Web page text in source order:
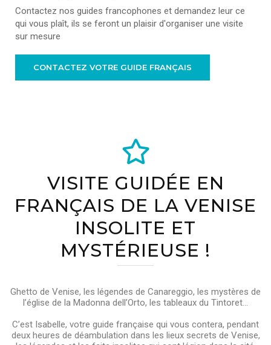
Contactez nos guides francophones et demandez leur ce
qui vous plaît, ils se feront un plaisir d'organiser une visite
sur mesure
CONTACTEZ VOTRE GUIDE FRANÇAIS
VISITE GUIDÉE EN
FRANÇAIS DE LA VENISE
INSOLITE ET
MYSTÉRIEUSE !
Ghetto de Venise, les légendes de Canareggio, les mystères de
l’église de la Madonna dell’Orto, les tableaux du Tintoret…
C’est Isabelle, votre guide française qui vous contera, pendant
deux heures de déambulation dans les lieux secrets de Venise,